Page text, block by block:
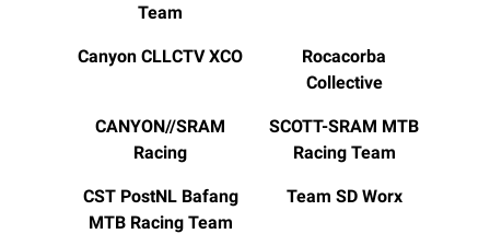
Team
Canyon CLLCTV XCO
Rocacorba
Collective
CANYON//SRAM
Racing
SCOTT-SRAM MTB
Racing Team
CST PostNL Bafang
MTB Racing Team
Team SD Worx